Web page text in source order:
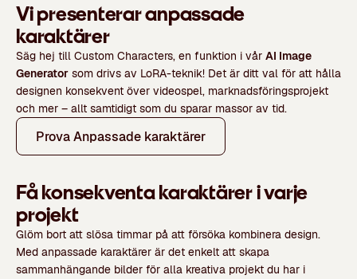
Vi presenterar anpassade
karaktärer
Säg hej till Custom Characters, en funktion i vår AI Image
Generator som drivs av LoRA-teknik! Det är ditt val för att hålla
designen konsekvent över videospel, marknadsföringsprojekt
och mer – allt samtidigt som du sparar massor av tid.
Prova Anpassade karaktärer
Få konsekventa karaktärer i varje
projekt
Glöm bort att slösa timmar på att försöka kombinera design.
Med anpassade karaktärer är det enkelt att skapa
sammanhängande bilder för alla kreativa projekt du har i